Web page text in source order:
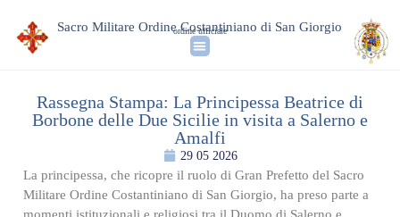
Sacro Militare Ordine Costantiniano di San Giorgio
ordine ufficiale
Rassegna Stampa: La Principessa Beatrice di
Borbone delle Due Sicilie in visita a Salerno e
Amalfi
29 05 2026
La principessa, che ricopre il ruolo di Gran Prefetto del Sacro
Militare Ordine Costantiniano di San Giorgio, ha preso parte a
momenti istituzionali e religiosi tra il Duomo di Salerno e